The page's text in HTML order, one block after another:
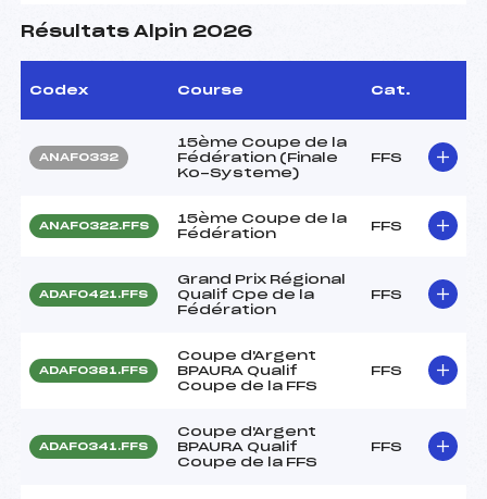
Résultats Alpin 2026
Codex Course Cat.
ANAF0332
15ème Coupe de la
Fédération (Finale
Ko-Systeme)
FFS
ANAF0322.FFS
15ème Coupe de la
Fédération
FFS
ADAF0421.FFS
Grand Prix Régional
Qualif Cpe de la
Fédération
FFS
ADAF0381.FFS
Coupe d'Argent
BPAURA Qualif
Coupe de la FFS
FFS
ADAF0341.FFS
Coupe d'Argent
BPAURA Qualif
Coupe de la FFS
FFS